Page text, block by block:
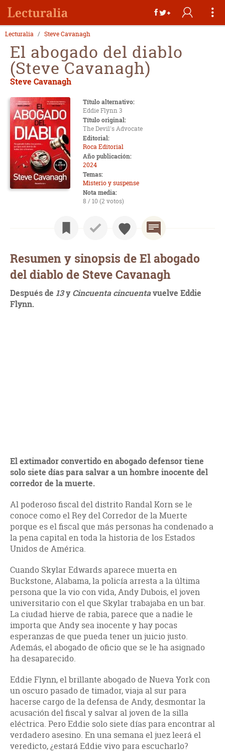
Lecturalia Steve Cavanagh
El abogado del diablo
(Steve Cavanagh)
Steve Cavanagh
Título alternativo:
Eddie Flynn 3
Título original:
The Devil's Advocate
Editorial:
Roca Editorial
Año publicación:
2024
Temas:
Misterio y suspense
Nota media:
8 / 10 (2 votos)
Resumen y sinopsis de El abogado
del diablo de Steve Cavanagh
Después de 13yCincuenta cincuentavuelve Eddie
Flynn.
El extimador convertido en abogado defensor tiene
solo siete días para salvar a un hombre inocente del
corredor de la muerte.
Al poderoso fiscal del distrito Randal Korn se le
conoce como el Rey del Corredor de la Muerte
porque es el fiscal que más personas ha condenado a
la pena capital en toda la historia de los Estados
Unidos de América.
Cuando Skylar Edwards aparece muerta en
Buckstone, Alabama, la policía arresta a la última
persona que la vio con vida, Andy Dubois, el joven
universitario con el que Skylar trabajaba en un bar.
La ciudad hierve de rabia, parece que a nadie le
importa que Andy sea inocente y hay pocas
esperanzas de que pueda tener un juicio justo.
Además, el abogado de oficio que se le ha asignado
ha desaparecido.
Eddie Flynn, el brillante abogado de Nueva York con
un oscuro pasado de timador, viaja al sur para
hacerse cargo de la defensa de Andy, desmontar la
acusación del fiscal y salvar al joven de la silla
eléctrica. Pero Eddie solo siete días para encontrar al
verdadero asesino. En una semana el juez leerá el
veredicto, ¿estará Eddie vivo para escucharlo?